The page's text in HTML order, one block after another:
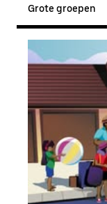
Grote groepen